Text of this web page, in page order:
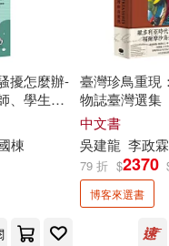
(2) 馮孟婕(2)
李政霖，張耕銘(1)
詩韻、林家弘、李政霖
編著(1)
版社(1)
城邦學院(1)
書泉(1)
選)
擾怎麼辦-
、學生的
棟
臺灣珍鳥重現
物誌臺灣選集
中文書
吳建龍 李政霖
79 折 $2370
博客來選書